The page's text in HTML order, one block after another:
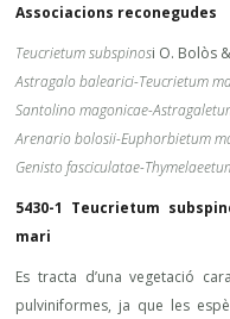
Associacions reconegudes
Teucrietum subspinosi O. Bolòs
Astragalo balearici-Teucrietum
Santolino magonicae-
Arenario bolosii-Euphorbietum
Genisto fasciculatae-
5430-1 Teucrietum
mari
Es tracta d’una vegetació
pulviniformes, ja que les